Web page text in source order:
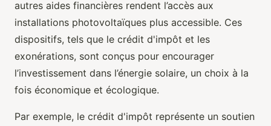
autres aides financières rendent l’accès aux
installations photovoltaïques plus accessible. Ces
dispositifs, tels que le crédit d'impôt et les
exonérations, sont conçus pour encourager
l’investissement dans l’énergie solaire, un choix à la
fois économique et écologique.
Par exemple, le crédit d'impôt représente un soutien